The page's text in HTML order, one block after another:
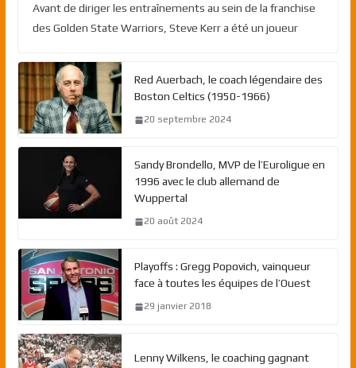
Avant de diriger les entraînements au sein de la franchise
des Golden State Warriors, Steve Kerr a été un joueur
Red Auerbach, le coach légendaire des
Boston Celtics (1950-1966)
20 septembre 2024
Sandy Brondello, MVP de l’Euroligue en
1996 avec le club allemand de
Wuppertal
20 août 2024
Playoffs : Gregg Popovich, vainqueur
face à toutes les équipes de l’Ouest
29 janvier 2018
Lenny Wilkens, le coaching gagnant